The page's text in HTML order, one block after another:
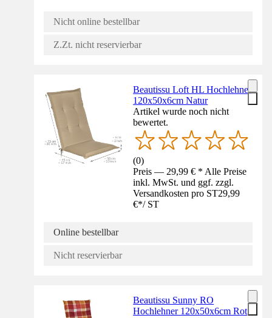
Nicht online bestellbar
Z.Zt. nicht reservierbar
Beautissu Loft HL Hochlehner
120x50x6cm Natur
Artikel wurde noch nicht
bewertet.
(0)
Preis — 29,99 € * Alle Preise
inkl. MwSt. und ggf. zzgl.
Versandkosten pro ST29,99
€*/ ST
Online bestellbar
Nicht reservierbar
Beautissu Sunny RO
Hochlehner 120x50x6cm Rot